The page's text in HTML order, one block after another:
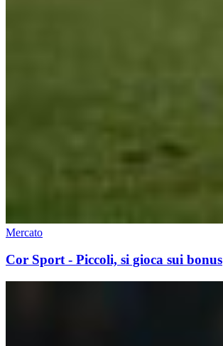
Mercato
Cor Sport - Piccoli, si gioca sui bonus